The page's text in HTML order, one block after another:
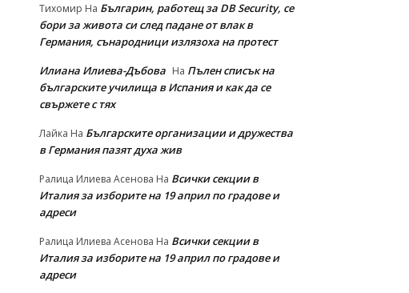
Тихомир На Българин, работещ за DB Security, се
бори за живота си след падане от влак в
Германия, сънародници излязоха на протест
Илиана Илиева-Дъбова На Пълен списък на
българските училища в Испания и как да се
свържете с тях
Лайка На Българските организации и дружества
в Германия пазят духа жив
Ралица Илиева Асенова На Всички секции в
Италия за изборите на 19 април по градове и
адреси
Ралица Илиева Асенова На Всички секции в
Италия за изборите на 19 април по градове и
адреси